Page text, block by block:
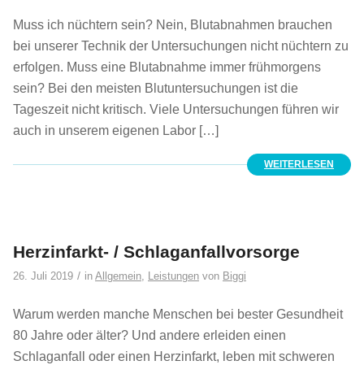
Muss ich nüchtern sein? Nein, Blutabnahmen brauchen
bei unserer Technik der Untersuchungen nicht nüchtern zu
erfolgen. Muss eine Blutabnahme immer frühmorgens
sein? Bei den meisten Blutuntersuchungen ist die
Tageszeit nicht kritisch. Viele Untersuchungen führen wir
auch in unserem eigenen Labor […]
WEITERLESEN
Herzinfarkt- / Schlaganfallvorsorge
26. Juli 2019 / in Allgemein Leistungen von Biggi
Warum werden manche Menschen bei bester Gesundheit
80 Jahre oder älter? Und andere erleiden einen
Schlaganfall oder einen Herzinfarkt, leben mit schweren